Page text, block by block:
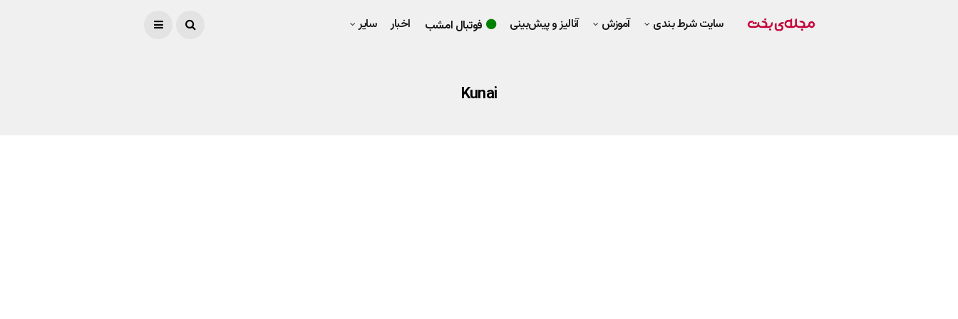
سایت شرط بندی آموزش آنالیز و پیش‌بینی فوتبال امشب اخبار سایر
Kunai